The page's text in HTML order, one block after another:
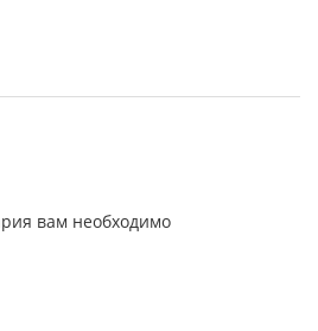
вам необходимо